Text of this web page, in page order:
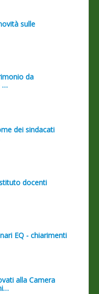
sulle
da
…
dei sindacati
docenti
EQ - chiarimenti
alla Camera